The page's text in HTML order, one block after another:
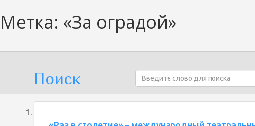
Метка: «За оградой»
Поиск